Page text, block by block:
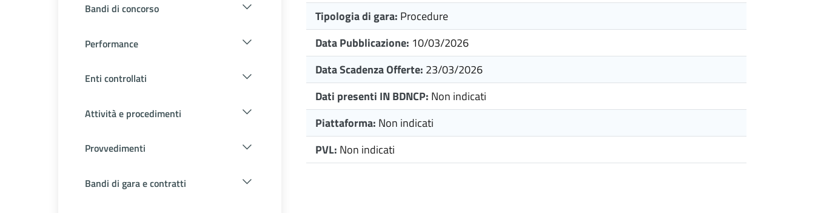
Bandi di concorso
Performance
Enti controllati
Attività e procedimenti
Provvedimenti
Bandi di gara e contratti
Tipologia di gara: Procedure
Data Pubblicazione: 10/03/2026
Data Scadenza Offerte: 23/03/2026
Dati presenti IN BDNCP: Non indicati
Piattaforma: Non indicati
PVL: Non indicati